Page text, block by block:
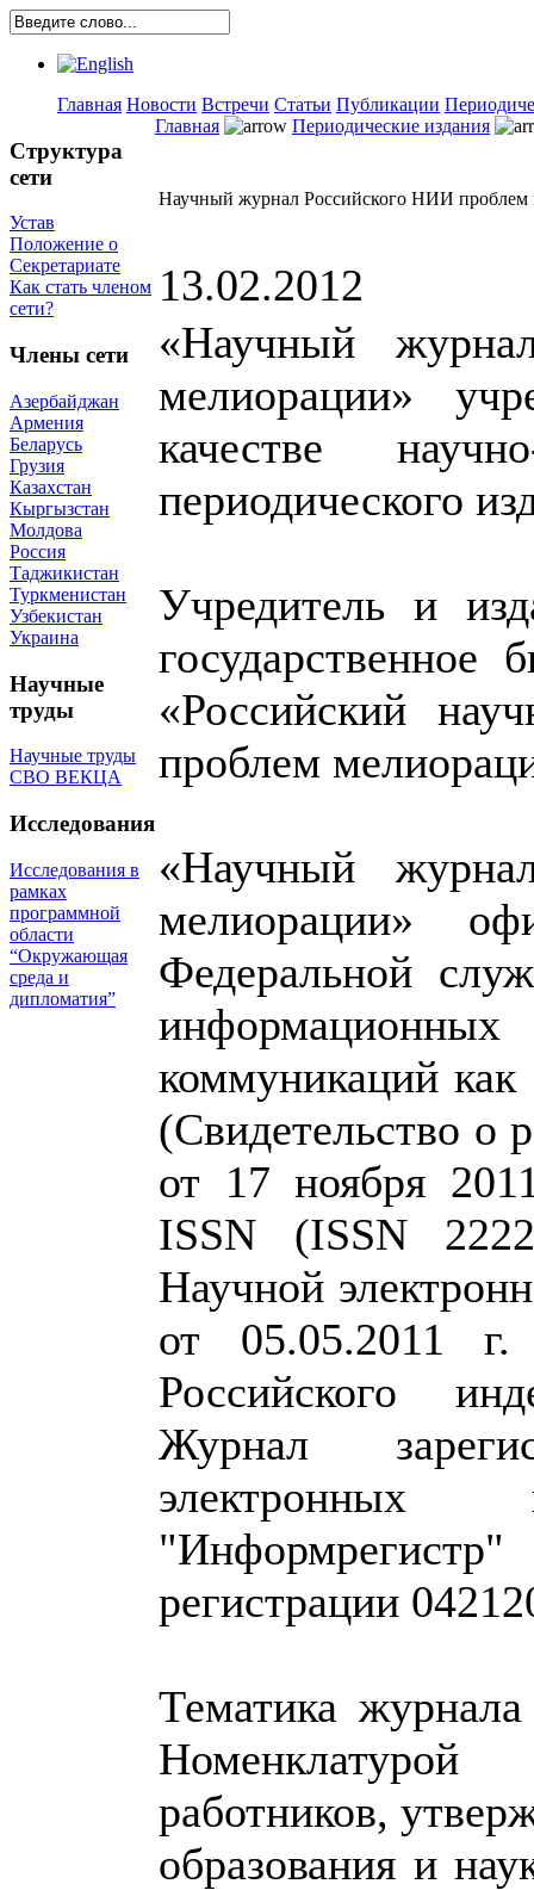
Главная Новости Встречи Статьи Публикации
Структура
сети
Устав
Положение о
Секретариате
Как стать членом
сети?
Члены сети
Азербайджан
Армения
Беларусь
Грузия
Казахстан
Кыргызстан
Молдова
Россия
Таджикистан
Туркменистан
Узбекистан
Украина
Научные
труды
Научные труды
СВО ВЕКЦА
Исследования
Исследования в
рамках
программной
области
“Окружающая
среда и
дипломатия”
Главная Периодические издания
Научный журнал Российского НИИ проблем
13.02.2012
«Научный
мелиорации»
качестве
периодического
Учредитель и
государственное
«Российский
проблем
«Научный
мелиорации»
Федеральной
коммуникаций
(Свидетельство
от 17 ноября
ISSN (ISSN
Научной
от 05.05.2011
Российского
Журнал
регистрации
Тематика
работников,
образования и